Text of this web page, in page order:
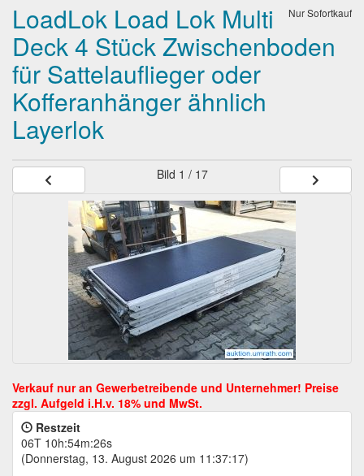
Nur Sofortkauf
LoadLok Load Lok Multi
Deck 4 Stück Zwischenboden
für Sattelauflieger oder
Kofferanhänger ähnlich
Layerlok
Bild 1 / 17
Restzeit
06T 10h:54m:25s
(Donnerstag, 13. August 2026 um 11:37:17)